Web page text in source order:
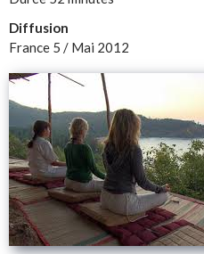
Diffusion
France 5 / Mai 2012